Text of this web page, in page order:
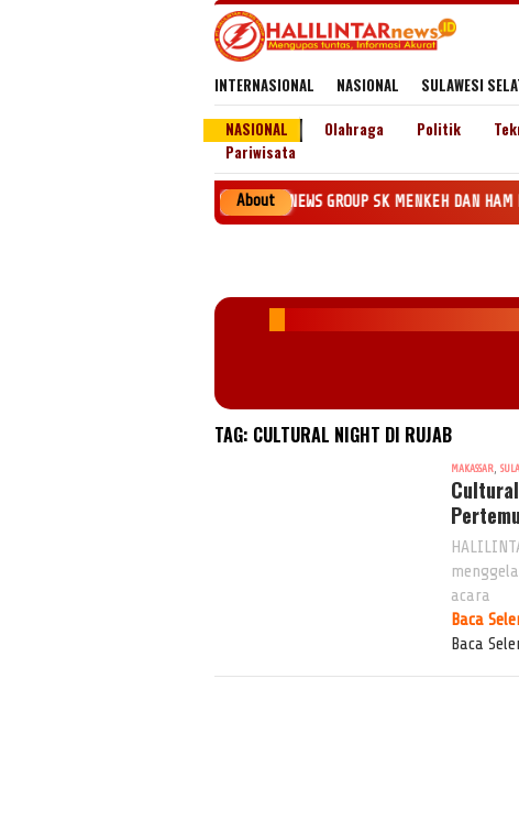
INTERNASIONAL NASIONAL SULAWESI
NASIONAL
Olahraga Politik
Pariwisata
About
Penerbit PT. HALILINTAR NEWS GROUP SK MENKEH DAN HAM RI
TAG: CULTURAL NIGHT DI RUJAB
MAKASSAR,
acara
Baca
Baca